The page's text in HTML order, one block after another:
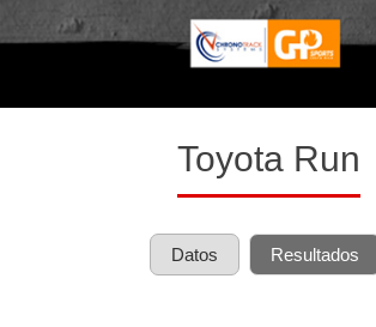
Toyota Run
Datos Resultados